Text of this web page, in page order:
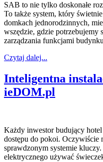
SAB to nie tylko doskonałe
To także system, który
domkach jednorodzinnych,
wszędzie, gdzie potrzebujemy
zarządzania funkcjami
Czytaj dalej...
Inteligentna
ieDOM.pl
Każdy inwestor budujący hotel
dostępu do pokoi. Oczywiście
sprawdzonym systemie
elektrycznego używać